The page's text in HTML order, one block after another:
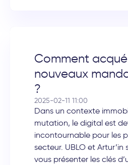
Comment
nouveaux
?
2025-02-11 11:00
Dans un contexte
mutation, le digital est
incontournable pour les
secteur. UBLO et Artur’in
vous présenter les clés